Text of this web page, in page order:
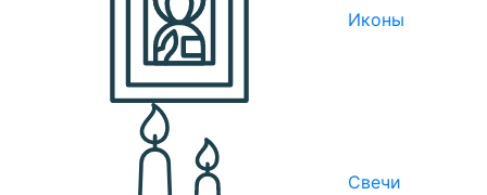
Иконы
Свечи